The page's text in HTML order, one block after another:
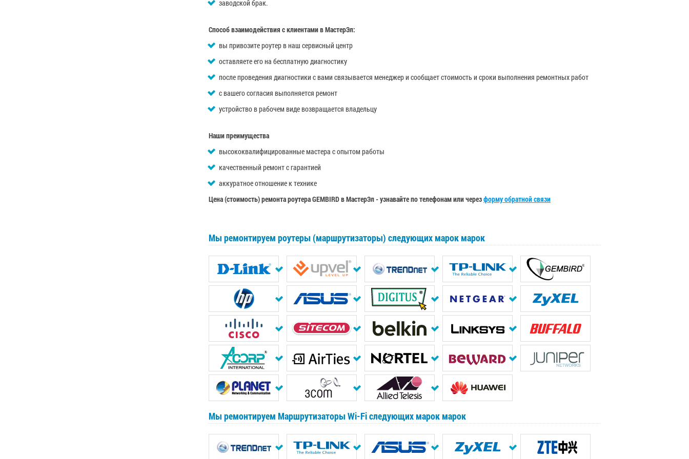
заводской брак.
Способ взаимодействия с клиентами в МастерЭл:
вы привозите роутер в наш сервисный центр
оставляете его на бесплатную диагностику
после проведения диагностики с вами связывается менеджер и сообщает стоимость и сроки выполнения ремонтных работ
с вашего согласия выполняется ремонт
устройство в рабочем виде возвращается владельцу
Наши преимущества
высококвалифицированные мастера с опытом работы
качественный ремонт с гарантией
аккуратное отношение к технике
Цена (стоимость) ремонта роутераGEMBIRDв МастерЭл - узнавайте по телефонам или черезформу обратной связи
Мы ремонтируем роутеры (маршрутизаторы) следующих марок марок
Мы ремонтируем Маршрутизаторы Wi-Fi следующих марок марок